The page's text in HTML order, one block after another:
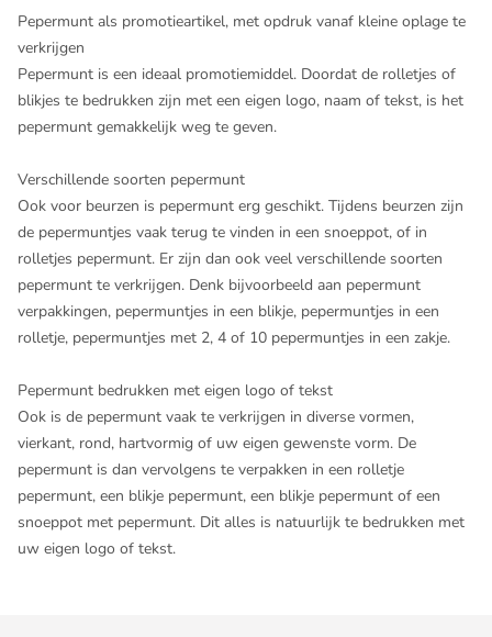
Pepermunt als promotieartikel, met opdruk vanaf kleine oplage te
verkrijgen
Pepermunt is een ideaal promotiemiddel. Doordat de rolletjes of
blikjes te bedrukken zijn met een eigen logo, naam of tekst, is het
pepermunt gemakkelijk weg te geven.
Verschillende soorten pepermunt
Ook voor beurzen is pepermunt erg geschikt. Tijdens beurzen zijn
de pepermuntjes vaak terug te vinden in een snoeppot, of in
rolletjes pepermunt. Er zijn dan ook veel verschillende soorten
pepermunt te verkrijgen. Denk bijvoorbeeld aan pepermunt
verpakkingen, pepermuntjes in een blikje, pepermuntjes in een
rolletje, pepermuntjes met 2, 4 of 10 pepermuntjes in een zakje.
Pepermunt bedrukken met eigen logo of tekst
Ook is de pepermunt vaak te verkrijgen in diverse vormen,
vierkant, rond, hartvormig of uw eigen gewenste vorm. De
pepermunt is dan vervolgens te verpakken in een rolletje
pepermunt, een blikje pepermunt, een blikje pepermunt of een
snoeppot met pepermunt. Dit alles is natuurlijk te bedrukken met
uw eigen logo of tekst.